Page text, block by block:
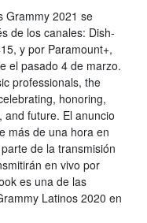
Grammy 2021 se
de los canales: Dish-
y por Paramount+,
el pasado 4 de marzo.
professionals, the
honoring,
future. El anuncio
más de una hora en
de la transmisión
en vivo por
es una de las
Latinos 2020 en